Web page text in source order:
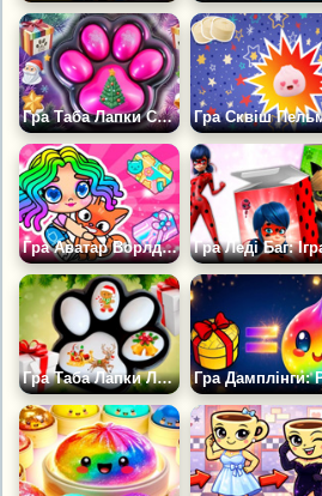
Гра Таба Лапки Сквіш Розпакування
Гра Аватар Ворлд: Розпакування Подарунків
Гра Таба Лапки Лапки Сквіш Новорічна Розпакування